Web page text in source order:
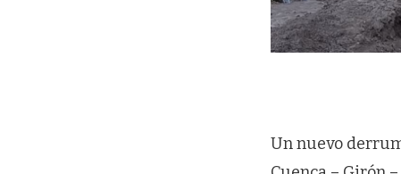
Un nuevo